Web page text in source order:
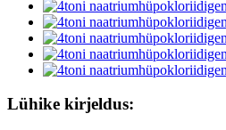
Lühike kirjeldus: